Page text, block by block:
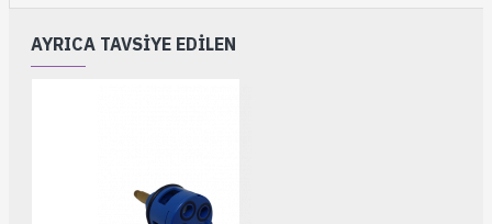
AYRICA TAVSIYE EDILEN